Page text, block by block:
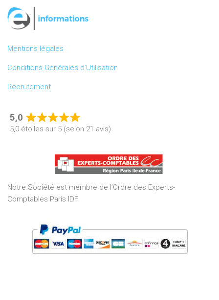
Mentions légales
Conditions Générales d’Utilisation
Recrutement
5,0
Rated
of
5
5,0 étoiles sur 5 (selon 21 avis)
Notre Société est membre de l’Ordre des Experts-
Comptables Paris IDF.